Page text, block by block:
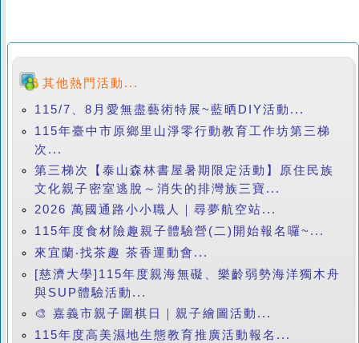
其他熱門活動...
115/7、8月愛無盡藝術特展~藍晒DIY活動...
115年臺中市原鄉里山淨零行動教育工作坊第三梯
次...
第三梯次【泰山森林書屋暑期限定活動】原住民族
文化親子密室逃脫～消失的排灣族三寶...
2026 萬國通路小小職人｜尋夢航空站...
115年度食材險趣親子體驗營(二)開始報名囉~...
來宜蘭‧找茶趣 茶香運動會...
[慈濟大學]115年度親海無礙、樂齡弱勢海洋獨木舟
與SUP體驗活動...
🎨 嘉義市親子圍棋日｜親子繪圖活動...
115年度高美濕地生態教育推廣活動報名...